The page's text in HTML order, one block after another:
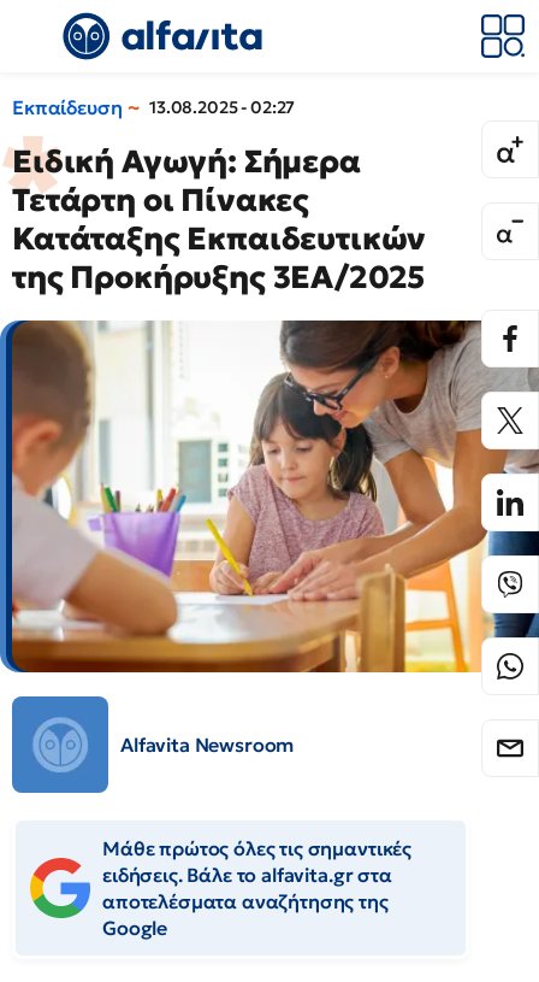
Εκπαίδευση 13.08.2025 - 02:27
Ειδική Αγωγή: Σήμερα
Τετάρτη οι Πίνακες
Κατάταξης Εκπαιδευτικών
της Προκήρυξης 3ΕΑ/2025
Alfavita Newsroom
Μάθε πρώτος όλες τις σημαντικές
ειδήσεις. Βάλε το alfavita.gr στα
αποτελέσματα αναζήτησης της
Google